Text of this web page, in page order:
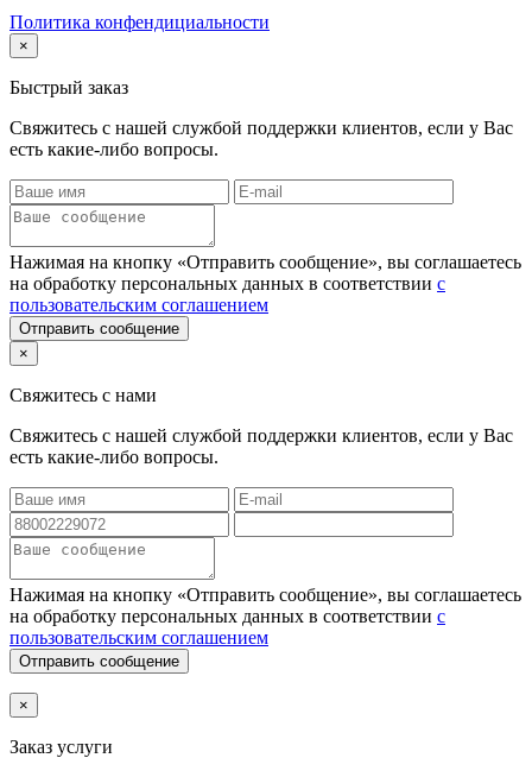
Политика конфендициальности
×
Быстрый заказ
Свяжитесь с нашей службой поддержки клиентов, если у Вас
есть какие-либо вопросы.
Нажимая на кнопку «Отправить сообщение», вы соглашаетесь
на обработку персональных данных в соответствии с
пользовательским соглашением
Отправить сообщение
×
Свяжитесь с нами
Свяжитесь с нашей службой поддержки клиентов, если у Вас
есть какие-либо вопросы.
Нажимая на кнопку «Отправить сообщение», вы соглашаетесь
на обработку персональных данных в соответствии с
пользовательским соглашением
Отправить сообщение
×
Заказ услуги